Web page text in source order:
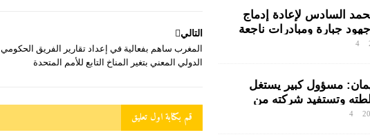
التالي
المغرب ساهم بفعالية في إعداد تقارير الفريق الحكومي
الدولي المعني بتغير المناخ التابع للأمم المتحدة
قم بكتابة اول تعليق
السادس لإعادة إدماج
جبارة ومبادرات ناجعة
السجني
4
مسؤول كبير يستغل
وتستفيد شركته من
4